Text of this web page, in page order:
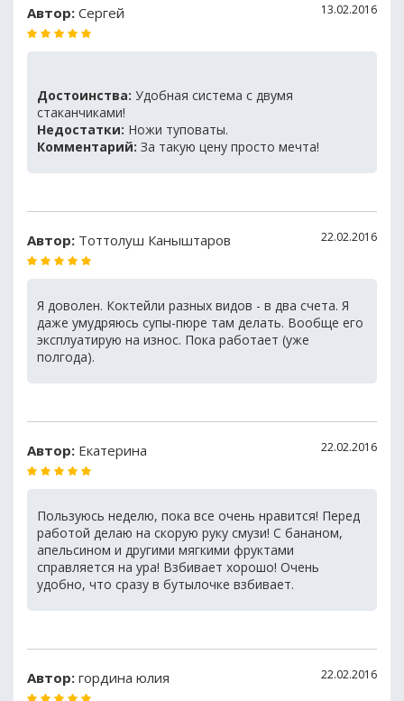
Автор: Сергей 13.02.2016
Достоинства: Удобная система с двумя
стаканчиками!
Недостатки: Ножи туповаты.
Комментарий: За такую цену просто мечта!
Автор: Тоттолуш Каныштаров 22.02.2016
Я доволен. Коктейли разных видов - в два счета. Я
даже умудряюсь супы-пюре там делать. Вообще его
эксплуатирую на износ. Пока работает (уже
полгода).
Автор: Екатерина 22.02.2016
Пользуюсь неделю, пока все очень нравится! Перед
работой делаю на скорую руку смузи! С бананом,
апельсином и другими мягкими фруктами
справляется на ура! Взбивает хорошо! Очень
удобно, что сразу в бутылочке взбивает.
Автор: гордина юлия 22.02.2016